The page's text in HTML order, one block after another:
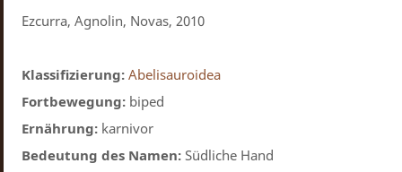
Ezcurra, Agnolin, Novas, 2010
Klassifizierung: Abelisauroidea
Fortbewegung: biped
Ernährung: karnivor
Bedeutung des Namen: Südliche Hand